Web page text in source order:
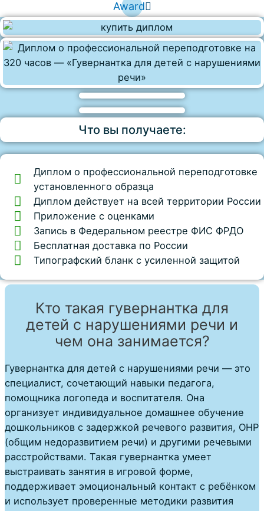
Award
Что вы получаете:
Диплом о профессиональной переподготовке
установленного образца
Диплом действует на всей территории России
Приложение с оценками
Запись в Федеральном реестре ФИС ФРДО
Бесплатная доставка по России
Типографский бланк с усиленной защитой
Кто такая гувернантка для
детей с нарушениями речи и
чем она занимается?
Гувернантка для детей с нарушениями речи — это
специалист, сочетающий навыки педагога,
помощника логопеда и воспитателя. Она
организует индивидуальное домашнее обучение
дошкольников с задержкой речевого развития, ОНР
(общим недоразвитием речи) и другими речевыми
расстройствами. Такая гувернантка умеет
выстраивать занятия в игровой форме,
поддерживает эмоциональный контакт с ребёнком
и использует проверенные методики развития